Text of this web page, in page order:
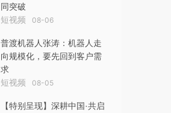
同突破
短视频 08-06
普渡机器人张涛：机器人走
向规模化，要先回到客户需
求
短视频 08-05
【特别呈现】深耕中国·共启